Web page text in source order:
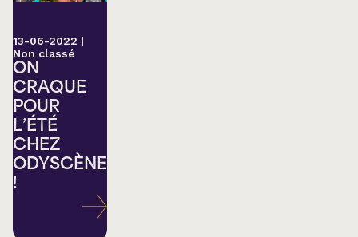
13-06-2022 |
Non classé
ON
CRAQUE
POUR
L’ÉTÉ
CHEZ
ODYSCÈNE
!